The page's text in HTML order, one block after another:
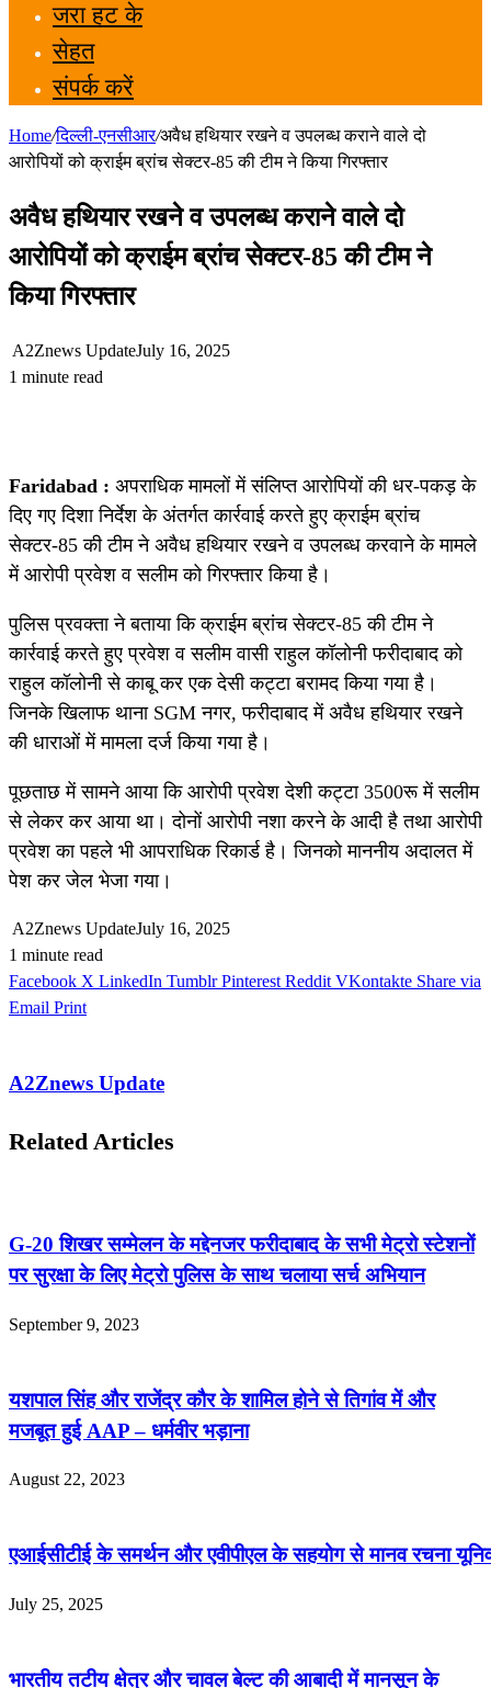
जरा हट के
सेहत
संपर्क करें
Home/दिल्ली-एनसीआर/अवैध हथियार रखने व उपलब्ध कराने वाले दो
आरोपियों को क्राईम ब्रांच सेक्टर-85 की टीम ने किया गिरफ्तार
अवैध हथियार रखने व उपलब्ध कराने वाले दो
आरोपियों को क्राईम ब्रांच सेक्टर-85 की टीम ने
किया गिरफ्तार
A2Znews UpdateJuly 16, 2025
1 minute read
Faridabad : अपराधिक मामलों में संलिप्त आरोपियों की धर-पकड़ के
दिए गए दिशा निर्देश के अंतर्गत कार्रवाई करते हुए क्राईम ब्रांच
सेक्टर-85 की टीम ने अवैध हथियार रखने व उपलब्ध करवाने के मामले
में आरोपी प्रवेश व सलीम को गिरफ्तार किया है।
पुलिस प्रवक्ता ने बताया कि क्राईम ब्रांच सेक्टर-85 की टीम ने
कार्रवाई करते हुए प्रवेश व सलीम वासी राहुल कॉलोनी फरीदाबाद को
राहुल कॉलोनी से काबू कर एक देसी कट्टा बरामद किया गया है।
जिनके खिलाफ थाना SGM नगर, फरीदाबाद में अवैध हथियार रखने
की धाराओं में मामला दर्ज किया गया है।
पूछताछ में सामने आया कि आरोपी प्रवेश देशी कट्टा 3500रू में सलीम
से लेकर कर आया था। दोनों आरोपी नशा करने के आदी है तथा आरोपी
प्रवेश का पहले भी आपराधिक रिकार्ड है। जिनको माननीय अदालत में
पेश कर जेल भेजा गया।
A2Znews UpdateJuly 16, 2025
1 minute read
Facebook X LinkedIn Tumblr Pinterest Reddit VKontakte Share via
Email Print
A2Znews Update
Related Articles
G-20 शिखर सम्मेलन के मद्देनजर फरीदाबाद के सभी मेट्रो स्टेशनों
पर सुरक्षा के लिए मेट्रो पुलिस के साथ चलाया सर्च अभियान
September 9, 2023
यशपाल सिंह और राजेंद्र कौर के शामिल होने से तिगांव में और
मजबूत हुई AAP – धर्मवीर भड़ाना
August 22, 2023
एआईसीटीई के समर्थन और एवीपीएल के सहयोग से मानव रचना
July 25, 2025
भारतीय तटीय क्षेत्र और चावल बेल्ट की आबादी में मानसून के